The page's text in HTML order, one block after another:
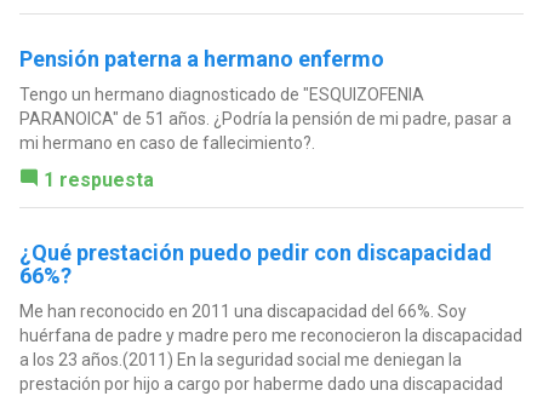
Pensión paterna a hermano enfermo
Tengo un hermano diagnosticado de "ESQUIZOFENIA
PARANOICA" de 51 años. ¿Podría la pensión de mi padre, pasar a
mi hermano en caso de fallecimiento?.
1 respuesta
¿Qué prestación puedo pedir con discapacidad
66%?
Me han reconocido en 2011 una discapacidad del 66%. Soy
huérfana de padre y madre pero me reconocieron la discapacidad
a los 23 años.(2011) En la seguridad social me deniegan la
prestación por hijo a cargo por haberme dado una discapacidad